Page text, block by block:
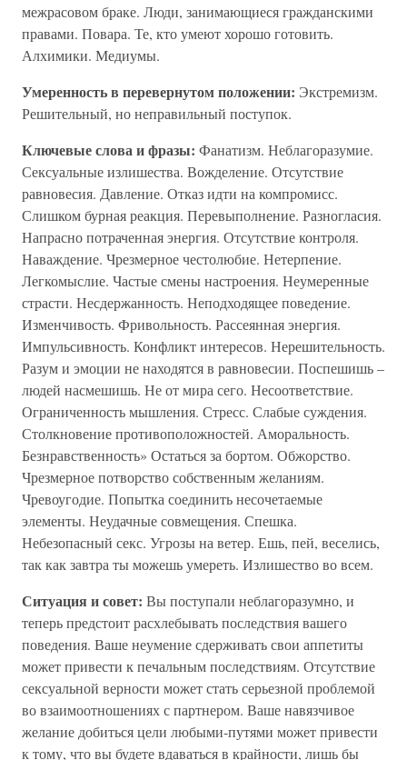
межрасовом браке. Люди, занимающиеся гражданскими
правами. Повара. Те, кто умеют хорошо готовить.
Алхимики. Медиумы.
Умеренность в перевернутом положении: Экстремизм.
Решительный, но неправильный поступок.
Ключевые слова и фразы: Фанатизм. Неблагоразумие.
Сексуальные излишества. Вожделение. Отсутствие
равновесия. Давление. Отказ идти на компромисс.
Слишком бурная реакция. Перевыполнение. Разногласия.
Напрасно потраченная энергия. Отсутствие контроля.
Наваждение. Чрезмерное честолюбие. Нетерпение.
Легкомыслие. Частые смены настроения. Неумеренные
страсти. Несдержанность. Неподходящее поведение.
Изменчивость. Фривольность. Рассеянная энергия.
Импульсивность. Конфликт интересов. Нерешительность.
Разум и эмоции не находятся в равновесии. Поспешишь –
людей насмешишь. Не от мира сего. Несоответствие.
Ограниченность мышления. Стресс. Слабые суждения.
Столкновение противоположностей. Аморальность.
Безнравственность» Остаться за бортом. Обжорство.
Чрезмерное потворство собственным желаниям.
Чревоугодие. Попытка соединить несочетаемые
элементы. Неудачные совмещения. Спешка.
Небезопасный секс. Угрозы на ветер. Ешь, пей, веселись,
так как завтра ты можешь умереть. Излишество во всем.
Ситуация и совет: Вы поступали неблагоразумно, и
теперь предстоит расхлебывать последствия вашего
поведения. Ваше неумение сдерживать свои аппетиты
может привести к печальным последствиям. Отсутствие
сексуальной верности может стать серьезной проблемой
во взаимоотношениях с партнером. Ваше навязчивое
желание добиться цели любыми-путями может привести
к тому, что вы будете вдаваться в крайности, лишь бы